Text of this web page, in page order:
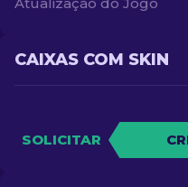
CAIXAS COM SKIN
SOLICITAR